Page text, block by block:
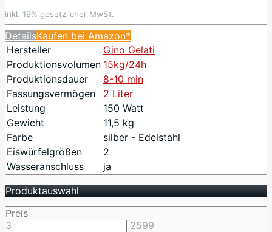
inkl. 19% gesetzlicher MwSt.
DetailsKaufen bei Amazon*
Hersteller
Gino Gelati
Produktionsvolumen 15kg/24h
Produktionsdauer
8-10 min
Fassungsvermögen
2 Liter
Leistung
150 Watt
Gewicht
11,5 kg
Farbe
silber - Edelstahl
Eiswürfelgrößen
2
Wasseranschluss
ja
Produktauswahl
Preis
3
2599